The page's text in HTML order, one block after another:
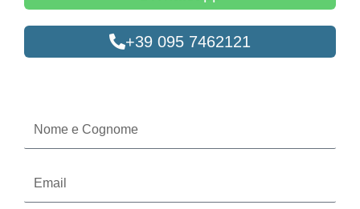
+39 095 7462121
Cognome